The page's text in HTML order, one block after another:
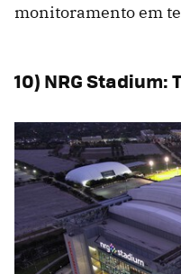
monitoramento em
10) NRG Stadium: